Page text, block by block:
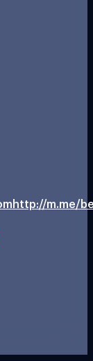
http://m.me/